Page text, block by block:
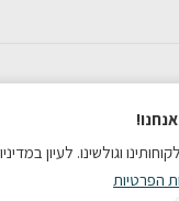
כל הזכויות שמורות
וגולשינו. לעיון
הפרטיות